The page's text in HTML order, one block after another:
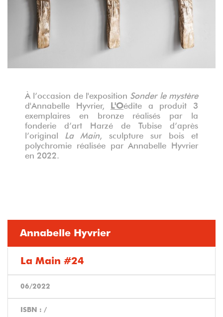
À l’occasion de l'exposition Sonder le mystère
d'Annabelle Hyvrier, L'O édite a produit 3
exemplaires en bronze réalisés par la
fonderie d’art Harzé de Tubise d’après
l’original La Main , sculpture sur bois et
polychromie réalisée par Annabelle Hyvrier
en 2022.
Annabelle Hyvrier
La Main #24
06/2022
ISBN : /